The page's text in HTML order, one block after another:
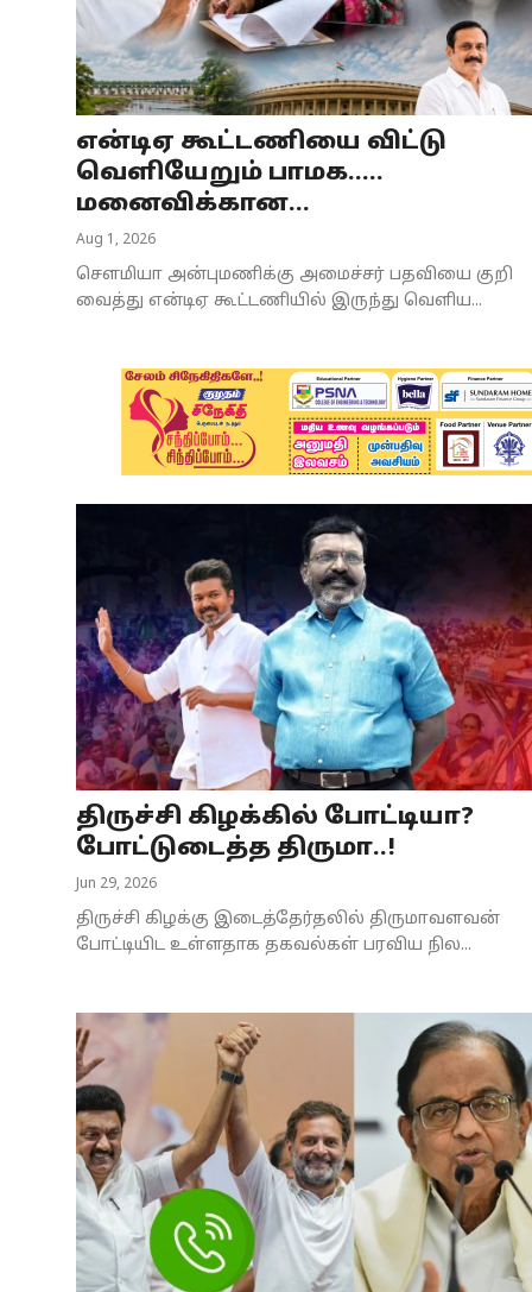
Business
Tamilnadu
National
Astrology
என்டிஏ கூட்டணியை விட்டு
வெளியேறும் பாமக.....
மனைவிக்கான...
Aug 1, 2026
சௌமியா அன்புமணிக்கு அமைச்சர் பதவியை குறி
வைத்து என்டிஏ கூட்டணியில் இருந்து வெளிய...
திருச்சி கிழக்கில் போட்டியா?
போட்டுடைத்த திருமா..!
Jun 29, 2026
திருச்சி கிழக்கு இடைத்தேர்தலில் திருமாவளவன்
போட்டியிட உள்ளதாக தகவல்கள் பரவிய நில...